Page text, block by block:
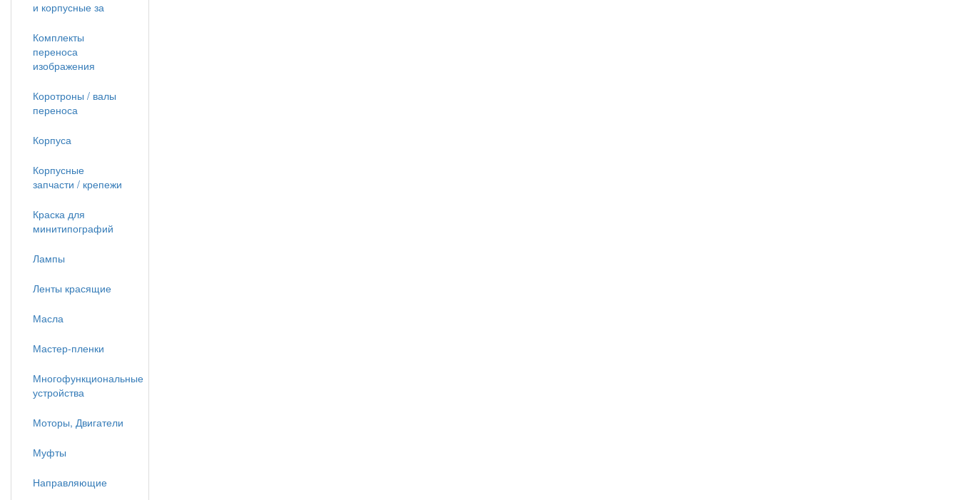
и корпусные за
Комплекты
переноса
изображения
Коротроны / валы
переноса
Корпуса
Корпусные
запчасти / крепежи
Краска для
минитипографий
Лампы
Ленты красящие
Масла
Мастер-пленки
Многофункциональные
устройства
Моторы, Двигатели
Муфты
Направляющие